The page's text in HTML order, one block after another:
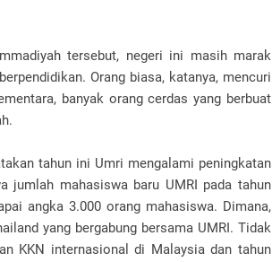
tersebut, negeri ini masih marak
Orang biasa, katanya, mencuri
banyak orang cerdas yang berbuat
tahun ini Umri mengalami peningkatan
jumlah mahasiswa baru UMRI pada tahun
angka 3.000 orang mahasiswa. Dimana,
yang bergabung bersama UMRI. Tidak
KKN internasional di Malaysia dan tahun